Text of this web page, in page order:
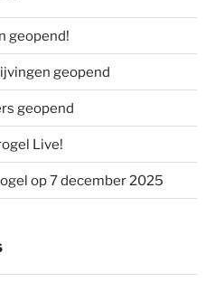
geopend!
geopend
geopend
Live!
op 7 december 2025